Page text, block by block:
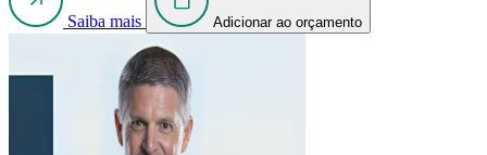
Saiba mais Adicionar ao orçamento